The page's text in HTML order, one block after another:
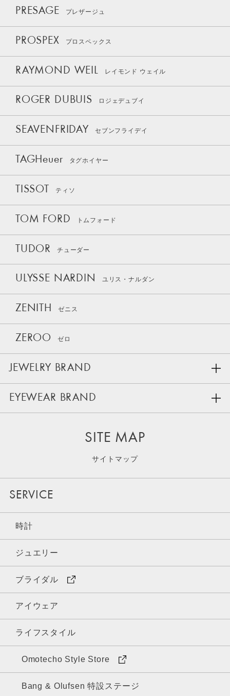
PRESAGE プレザージュ
PROSPEX プロスペックス
RAYMOND WEIL レイモンド ウェイル
ROGER DUBUIS ロジェデュブイ
SEAVENFRIDAY セブンフライデイ
TAGHeuer タグホイヤー
TISSOT ティソ
TOM FORD トムフォード
TUDOR チューダー
ULYSSE NARDIN ユリス・ナルダン
ZENITH ゼニス
ZEROO ゼロ
JEWELRY BRAND
EYEWEAR BRAND
SITE MAP
サイトマップ
SERVICE
時計
ジュエリー
ブライダル
アイウェア
ライフスタイル
Omotecho Style Store
Bang & Olufsen 特設ステージ